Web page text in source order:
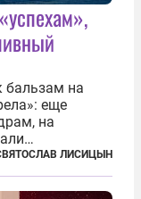
бальзам на
еще
на
России. В
игру можно
только за...
ЛИСИЦЫН